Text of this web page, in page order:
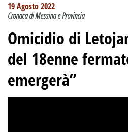
19 Agosto 2022
Cronaca di Messina e Provincia
Omicidio di
del 18enne
emergerà”